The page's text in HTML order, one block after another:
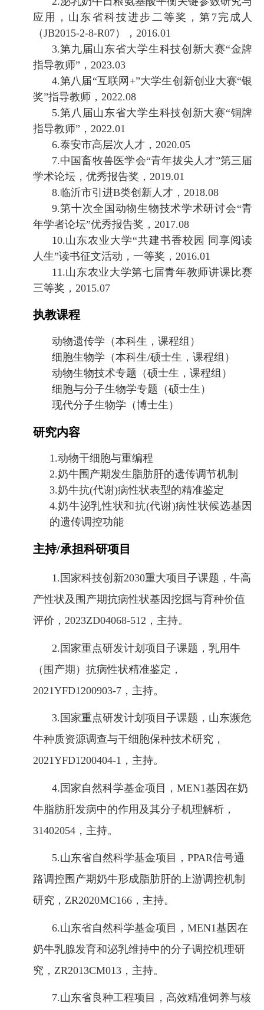
应用，山东省科技进步二等奖，第 7完成人
（JB2015-2-8-R07），2016.01
3.第九届山东省大学生科技创新大赛“金牌
指导教师” ， 2023.03
4.第八届“互联网+”大学生创新创业大赛“银
奖”指导教师，2022.08
5.第八届山东省大学生科技创新大赛“铜牌
指导教师” ， 2022.01
6.泰安市高层次人才， 2020.05
7.中国畜牧兽医学会“青年拔尖人才”第三届
学术论坛，优秀报告奖，2019.01
8.临沂市引进B类创新人才，2018.08
9.第十次全国动物生物技术学术研讨会“青
年学者论坛”优秀报告奖，2017.08
10.山东农业大学“共建书香校园 同享阅读
人生”读书征文活动，一等奖，2016.01
11.山东农业大学第七届青年教师讲课比赛
三等奖， 2015.07
执教课程
动物遗传学（本科生，课程组）
细胞生物学（本科生/硕士生，课程组）
动物生物技术专题（硕士生，课程组）
细胞与分子生物学专题（硕士生）
现代分子生物学（博士生）
研究内容
1.动物干细胞与重编程
2.奶牛围产期发生脂肪肝的遗传调节机制
3.奶牛抗(代谢)病性状表型的精准鉴定
4.奶牛泌乳性状和抗(代谢)病性状候选基因
的遗传调控功能
主持/承担科研项目
1.国家科技创新2030重大项目子课题，牛高
产性状及围产期抗病性状基因挖掘与育种价值
评价，2023ZD04068-512，主持。
2.国家重点研发计划项目子课题，乳用牛
（围产期）抗病性状精准鉴定，
2021YFD1200903-7，主持。
3.国家重点研发计划项目子课题，山东濒危
牛种质资源调查与干细胞保种技术研究，
2021YFD1200404-1，主持。
4.国家自然科学基金项目，MEN1基因在奶
牛脂肪肝发病中的作用及其分子机理解析，
31402054，主持。
5.山东省自然科学基金项目，PPAR信号通
路调控围产期奶牛形成脂肪肝的上游调控机制
研究，ZR2020MC166，主持。
6.山东省自然科学基金项目，MEN1基因在
奶牛乳腺发育和泌乳维持中的分子调控机理研
究，ZR2013CM013，主持。
7.山东省良种工程项目，高效精准饲养与核